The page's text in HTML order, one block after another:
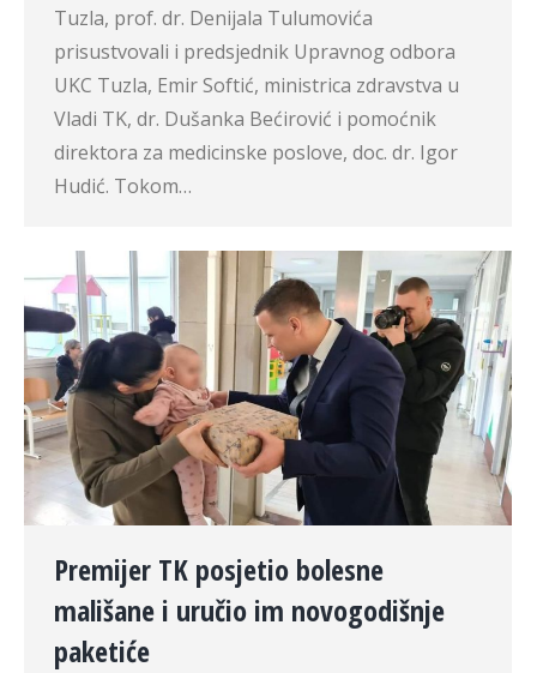
Tuzla, prof. dr. Denijala Tulumovića
prisustvovali i predsjednik Upravnog odbora
UKC Tuzla, Emir Softić, ministrica zdravstva u
Vladi TK, dr. Dušanka Bećirović i pomoćnik
direktora za medicinske poslove, doc. dr. Igor
Hudić. Tokom…
Premijer TK posjetio bolesne
mališane i uručio im novogodišnje
paketiće